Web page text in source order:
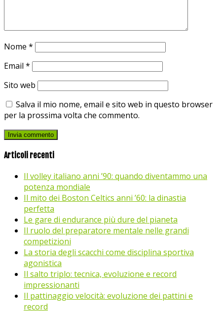
Nome *
Email *
Sito web
Salva il mio nome, email e sito web in questo browser
per la prossima volta che commento.
Articoli recenti
Il volley italiano anni ’90: quando diventammo una
potenza mondiale
Il mito dei Boston Celtics anni ’60: la dinastia
perfetta
Le gare di endurance più dure del pianeta
Il ruolo del preparatore mentale nelle grandi
competizioni
La storia degli scacchi come disciplina sportiva
agonistica
Il salto triplo: tecnica, evoluzione e record
impressionanti
Il pattinaggio velocità: evoluzione dei pattini e
record